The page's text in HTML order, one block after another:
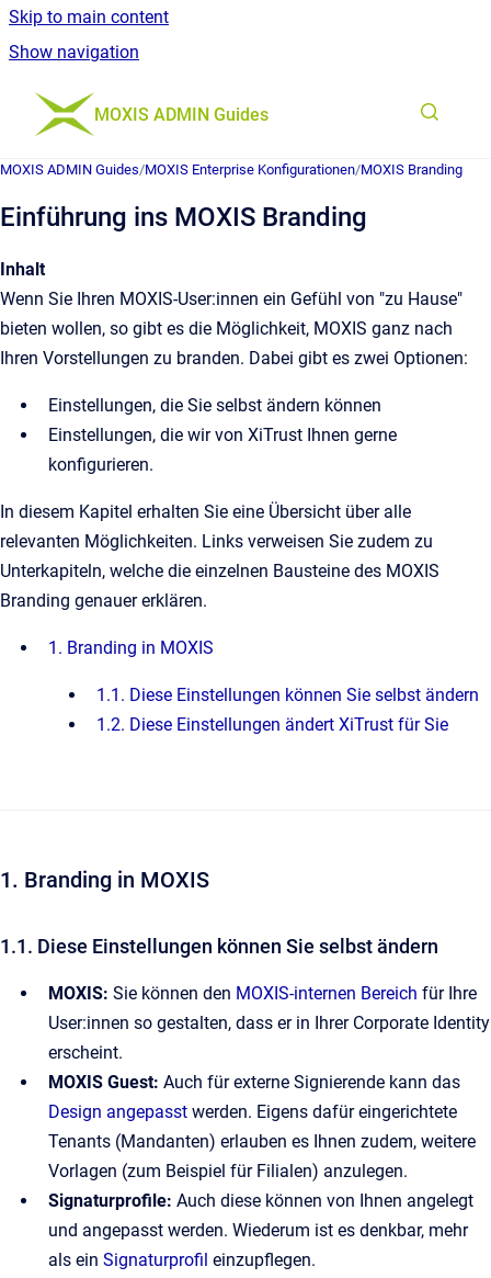
Skip to main content
Show navigation
Go to homepage
MOXIS ADMIN Guides
MOXIS ADMIN Guides/MOXIS Enterprise Konfigurationen/MOXIS Branding
Einführung ins MOXIS Branding
Inhalt
Wenn Sie Ihren MOXIS-User:innen ein Gefühl von "zu Hause"
bieten wollen, so gibt es die Möglichkeit, MOXIS ganz nach
Ihren Vorstellungen zu branden. Dabei gibt es zwei Optionen:
Einstellungen, die Sie selbst ändern können
Einstellungen, die wir von XiTrust Ihnen gerne
konfigurieren.
In diesem Kapitel erhalten Sie eine Übersicht über alle
relevanten Möglichkeiten. Links verweisen Sie zudem zu
Unterkapiteln, welche die einzelnen Bausteine des MOXIS
Branding genauer erklären.
1. Branding in MOXIS
1.1. Diese Einstellungen können Sie selbst ändern
1.2. Diese Einstellungen ändert XiTrust für Sie
1. Branding in MOXIS
1.1. Diese Einstellungen können Sie selbst ändern
MOXIS: Sie können den MOXIS-internen Bereich für Ihre
User:innen so gestalten, dass er in Ihrer Corporate Identity
erscheint.
MOXIS Guest: Auch für externe Signierende kann das
Design angepasst werden. Eigens dafür eingerichtete
Tenants (Mandanten) erlauben es Ihnen zudem, weitere
Vorlagen (zum Beispiel für Filialen) anzulegen.
Signaturprofile: Auch diese können von Ihnen angelegt
und angepasst werden. Wiederum ist es denkbar, mehr
als ein Signaturprofil einzupflegen.